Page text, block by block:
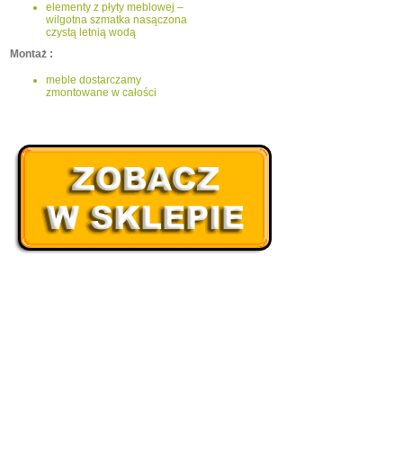
elementy z płyty meblowej –
wilgotna szmatka nasączona
czystą letnią wodą
Montaż :
meble dostarczamy
zmontowane w całości